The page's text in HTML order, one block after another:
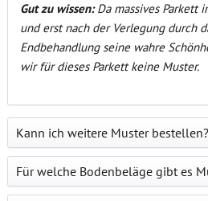
Gut zu wissen:Da massives Parkett
und erst nach der Verlegung durch
Endbehandlung seine wahre
wir für dieses Parkett keine Muster.
Kann ich weitere Muster bestellen?
Für welche Bodenbeläge gibt es